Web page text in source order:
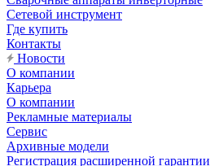
Сетевой инструмент
Где купить
Контакты
Новости
О компании
Карьера
О компании
Рекламные материалы
Сервис
Архивные модели
Регистрация расширенной гарантии